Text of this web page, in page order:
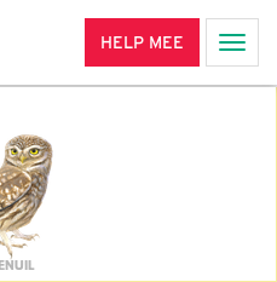
HELP MEE